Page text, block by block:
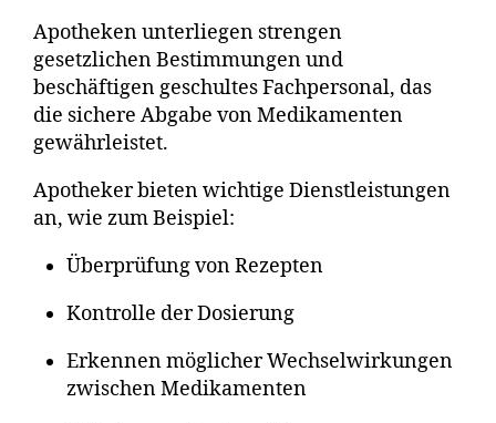
Apotheken unterliegen strengen
gesetzlichen Bestimmungen und
beschäftigen geschultes Fachpersonal, das
die sichere Abgabe von Medikamenten
gewährleistet.
Apotheker bieten wichtige Dienstleistungen
an, wie zum Beispiel:
Überprüfung von Rezepten
Kontrolle der Dosierung
Erkennen möglicher Wechselwirkungen
zwischen Medikamenten